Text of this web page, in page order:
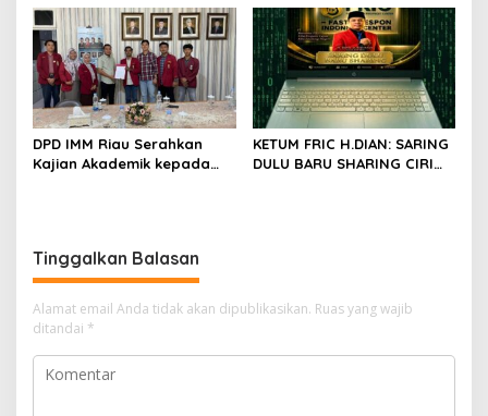
Dugaan Premanisme
DPD IMM Riau Serahkan
Kajian Akademik kepada
KETUM FRIC H.DIAN: SARING
DULU BARU SHARING CIRI
Tinggalkan Balasan
Alamat email Anda tidak akan dipublikasikan. Ruas yang wajib
ditandai *